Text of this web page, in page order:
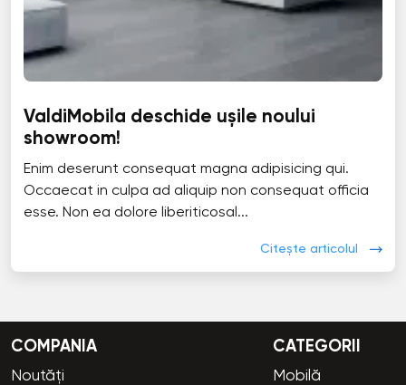
ValdiMobila deschide ușile noului
showroom!
Enim deserunt consequat magna adipisicing qui.
Occaecat in culpa ad aliquip non consequat officia
esse. Non ea dolore liberiticosal...
Citește articolul
COMPANIA
Noutăți
CATEGORII
Mobilă